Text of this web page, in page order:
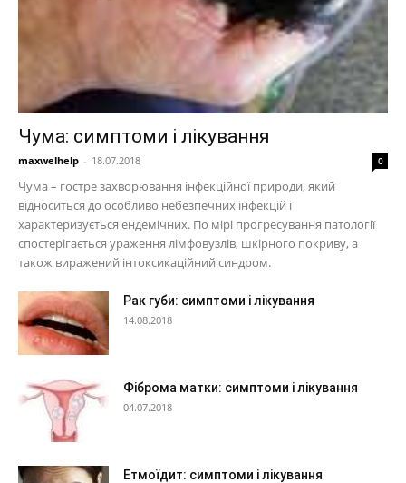
Чума: симптоми і лікування
maxwelhelp - 18.07.2018 0
Чума – гостре захворювання інфекційної природи, який
відноситься до особливо небезпечних інфекцій і
характеризується ендемічних. По мірі прогресування патології
спостерігається ураження лімфовузлів, шкірного покриву, а
також виражений інтоксикаційний синдром.
Рак губи: симптоми і лікування
14.08.2018
Фіброма матки: симптоми і лікування
04.07.2018
Етмоїдит: симптоми і лікування